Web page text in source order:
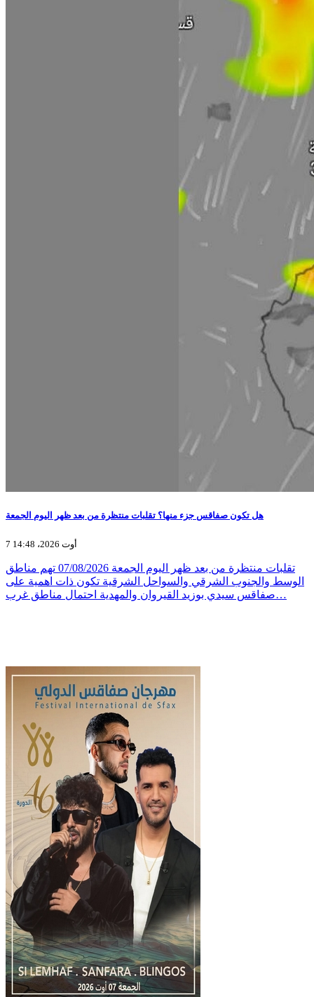
هل تكون صفاقس جزء منها؟ تقلبات منتظرة من بعد ظهر اليوم الجمعة
7 أوت 2026، 14:48
تقلبات منتظرة من بعد ظهر اليوم الجمعة 07/08/2026 تهم مناطق
الوسط والجنوب الشرقي والسواحل الشرقية تكون ذات اهمية على
صفاقس سيدي بوزيد القيروان والمهدية احتمال مناطق غرب…